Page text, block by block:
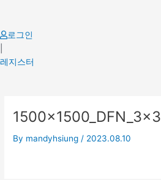
content
로그인
레지스터
1500x1500_DFN_3x3
By mandyhsiung / 2023.08.10